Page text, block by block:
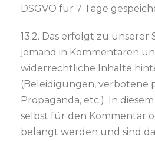
DSGVO für 7 Tage
13.2. Das erfolgt zu unserer
jemand in Kommentaren
widerrechtliche Inhalte
(Beleidigungen, verbotene
Propaganda, etc.). In
selbst für den Kommentar
belangt werden und sind